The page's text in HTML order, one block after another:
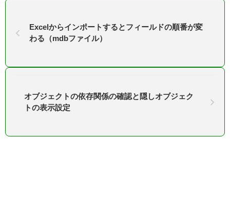
Excelからインポートするとフィールドの順番が変
わる（mdbファイル）
オブジェクトの依存関係の確認と隠しオブジェク
トの表示設定